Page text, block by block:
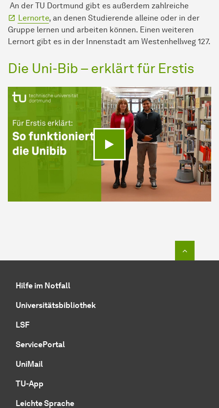
An der TU Dortmund gibt es außerdem zahlreiche
Lernorte, an denen Studierende alleine oder in der
Gruppe lernen und arbeiten können. Einen weiteren
Lernort gibt es in der Innenstadt am Westenhellweg 127.
Die Uni-Bib – erklärt für Erstis
Video abspielen
Hilfe im Notfall
Universitätsbibliothek
LSF
ServicePortal
UniMail
TU-App
Leichte Sprache